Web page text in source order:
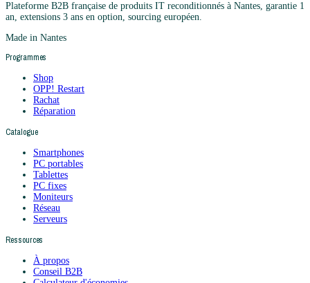
Plateforme B2B française de produits IT reconditionnés à Nantes, garantie 1
an, extensions 3 ans en option, sourcing européen.
Made in Nantes
Programmes
Shop
OPP! Restart
Rachat
Réparation
Catalogue
Smartphones
PC portables
Tablettes
PC fixes
Moniteurs
Réseau
Serveurs
Ressources
À propos
Conseil B2B